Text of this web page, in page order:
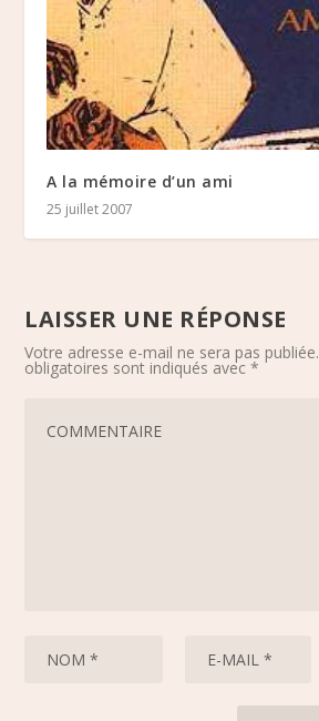
A la mémoire d’un ami
25 juillet 2007
LAISSER UNE RÉPONSE
Votre adresse e-mail ne sera pas publiée.
obligatoires sont indiqués avec*